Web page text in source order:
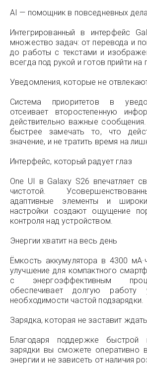
AI — помощник в повседневных
Интегрированный в интерфейс
множество задач: от перевода и
до работы с текстами и
всегда под рукой и готов прийти
Уведомления, которые не
Система приоритетов в
отсеивает второстепенную
действительно важные
быстрее замечать то, что
значение, и не тратить время на
Интерфейс, который радует глаз
One UI в Galaxy S26 впечатляет
чистотой.
адаптивные элементы и
настройки создают ощущение
контроля над устройством.
Энергии хватит на весь день
Ёмкость аккумулятора в 4300
улучшение для компактного
с энергоэффективным
обеспечивает долгую работу
необходимости частой подзарядки.
Зарядка, которая не заставит ждать
Благодаря поддержке быстрой
зарядки вы сможете оперативно
энергии и не зависеть от наличия